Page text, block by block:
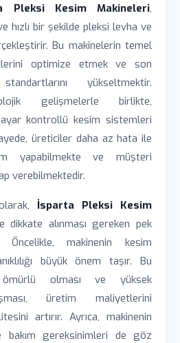
Pleksi Kesim Makineleri,
hızlı bir şekilde pleksi levha ve
Bu makinelerin temel
optimize etmek ve son
yükseltmektir.
gelişmelerle birlikte,
kontrollü kesim sistemleri
üreticiler daha az hata ile
yapabilmekte ve müşteri
verebilmektedir.
İsparta Pleksi Kesim
dikkate alınması gereken pek
makinenin kesim
büyük önem taşır. Bu
olması ve yüksek
üretim maliyetlerini
artırır. Ayrıca, makinenin
bakım gereksinimleri de göz